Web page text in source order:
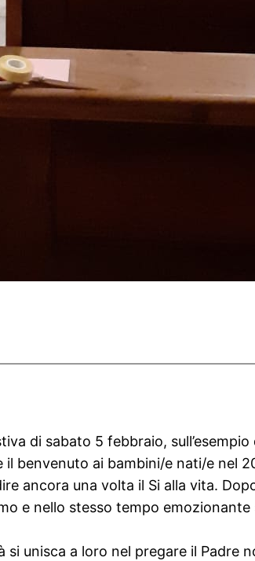
di sabato 5 febbraio,
benvenuto ai bambini/e nati/e nel
ancora una volta il Si alla vita.
e nello stesso tempo
unisca a loro nel pregare il Padre